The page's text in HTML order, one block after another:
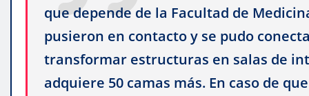
que depende de la Facultad de
pusieron en contacto y se pudo
transformar estructuras en salas de
adquiere 50 camas más. En caso de